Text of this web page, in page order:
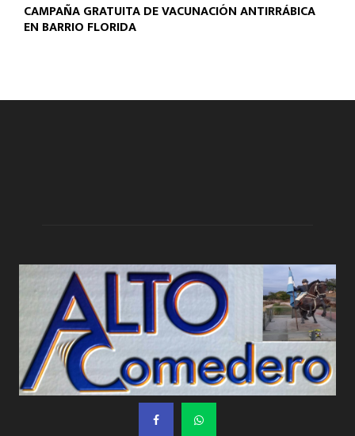
CAMPAÑA GRATUITA DE VACUNACIÓN ANTIRRÁBICA
EN BARRIO FLORIDA